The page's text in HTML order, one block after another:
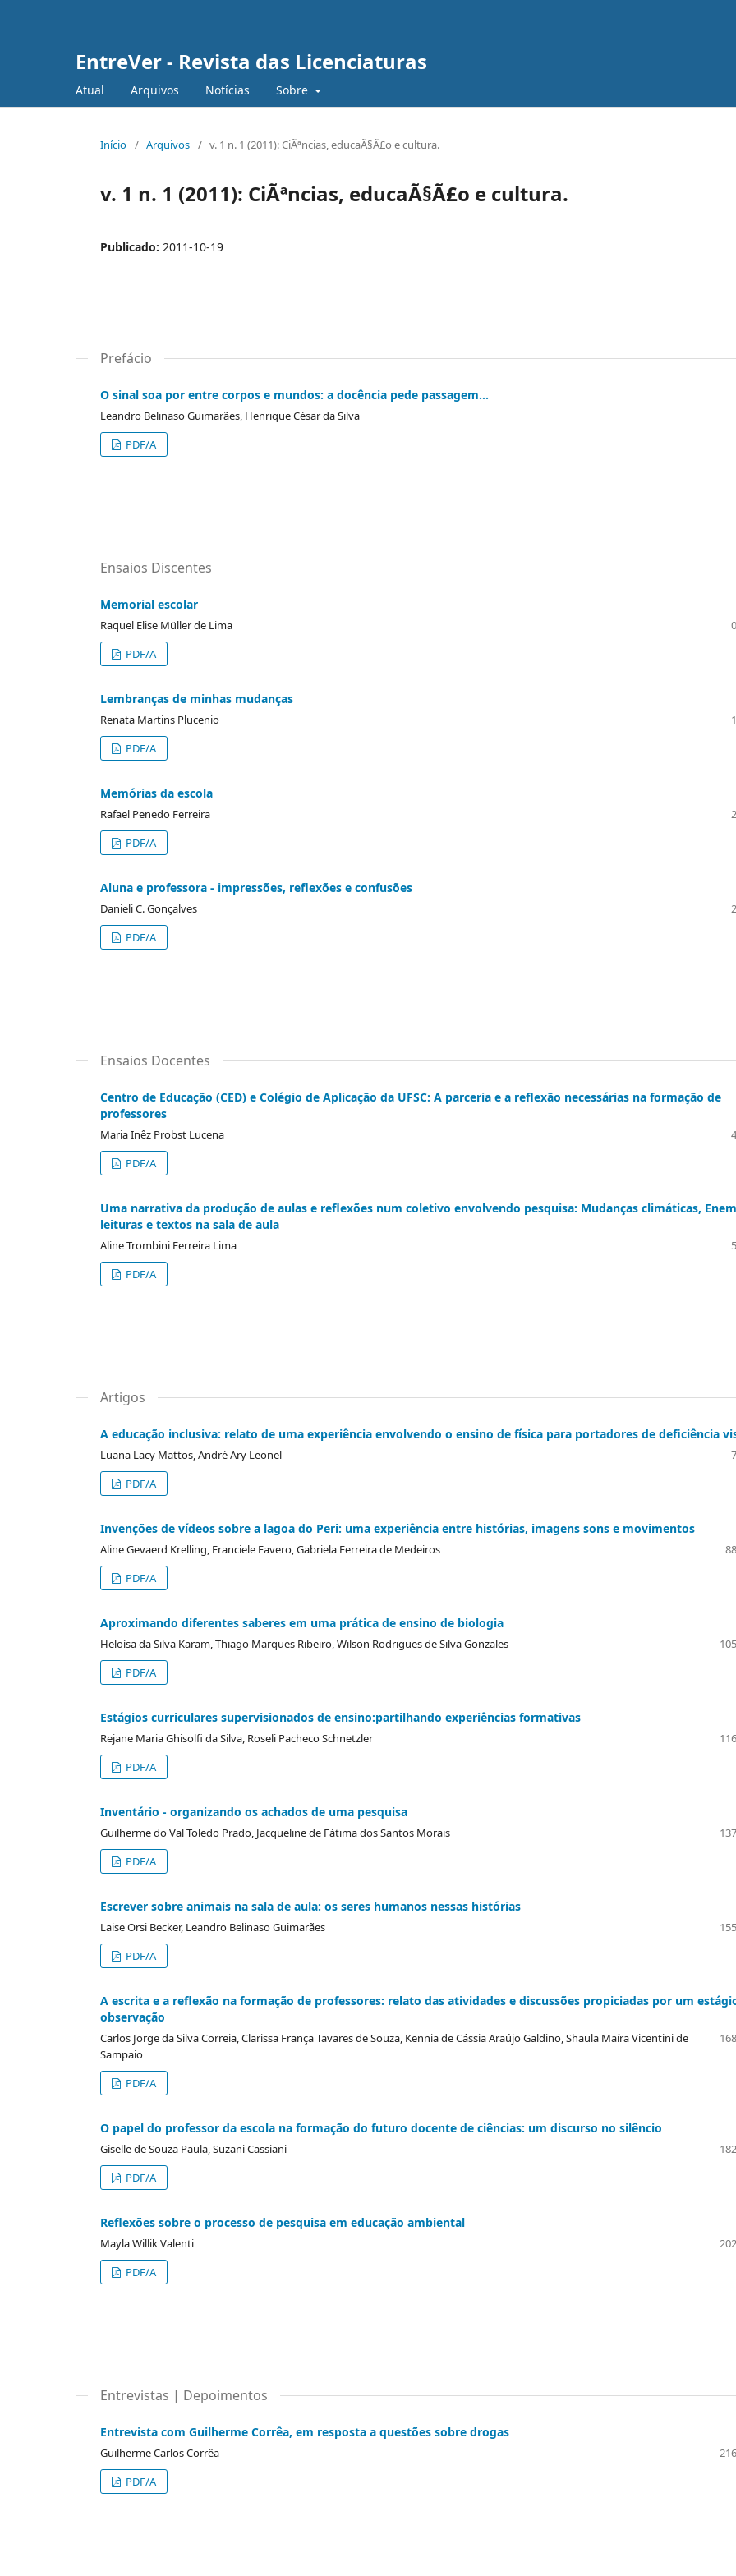
EntreVer - Revista das Licenciaturas
Atual Arquivos Notícias Sobre
Início / Arquivos / v. 1 n. 1 (2011): CiÃªncias, educaÃ§Ã£o e cultura.
v. 1 n. 1 (2011): CiÃªncias, educaÃ§Ã£o e cultura.
Publicado: 2011-10-19
Prefácio
O sinal soa por entre corpos e mundos: a docência pede passagem...
Leandro Belinaso Guimarães, Henrique César da Silva
PDF/A
Ensaios Discentes
Memorial escolar
Raquel Elise Müller de Lima
PDF/A
Lembranças de minhas mudanças
Renata Martins Plucenio
PDF/A
Memórias da escola
Rafael Penedo Ferreira
PDF/A
Aluna e professora - impressões, reflexões e confusões
Danieli C. Gonçalves
PDF/A
Ensaios Docentes
Centro de Educação (CED) e Colégio de Aplicação da UFSC: A parceria e a reflexão necessárias na formação de
professores
Maria Inêz Probst Lucena
PDF/A
Uma narrativa da produção de aulas e reflexões num coletivo envolvendo pesquisa: Mudanças climáticas,
leituras e textos na sala de aula
Aline Trombini Ferreira Lima
PDF/A
Artigos
A educação inclusiva: relato de uma experiência envolvendo o ensino de física para portadores de deficiência
Luana Lacy Mattos, André Ary Leonel
PDF/A
Invenções de vídeos sobre a lagoa do Peri: uma experiência entre histórias, imagens sons e movimentos
Aline Gevaerd Krelling, Franciele Favero, Gabriela Ferreira de Medeiros
PDF/A
Aproximando diferentes saberes em uma prática de ensino de biologia
Heloísa da Silva Karam, Thiago Marques Ribeiro, Wilson Rodrigues de Silva Gonzales
PDF/A
Estágios curriculares supervisionados de ensino:partilhando experiências formativas
Rejane Maria Ghisolfi da Silva, Roseli Pacheco Schnetzler
PDF/A
Inventário - organizando os achados de uma pesquisa
Guilherme do Val Toledo Prado, Jacqueline de Fátima dos Santos Morais
PDF/A
Escrever sobre animais na sala de aula: os seres humanos nessas histórias
Laise Orsi Becker, Leandro Belinaso Guimarães
PDF/A
A escrita e a reflexão na formação de professores: relato das atividades e discussões propiciadas por um
observação
Carlos Jorge da Silva Correia, Clarissa França Tavares de Souza, Kennia de Cássia Araújo Galdino, Shaula Maíra Vicentini de
Sampaio
PDF/A
O papel do professor da escola na formação do futuro docente de ciências: um discurso no silêncio
Giselle de Souza Paula, Suzani Cassiani
PDF/A
Reflexões sobre o processo de pesquisa em educação ambiental
Mayla Willik Valenti
PDF/A
Entrevistas | Depoimentos
Entrevista com Guilherme Corrêa, em resposta a questões sobre drogas
Guilherme Carlos Corrêa
PDF/A